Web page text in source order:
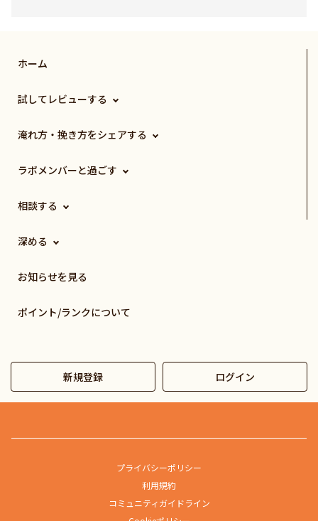
ホーム
試してレビューする
淹れ方・挽き方をシェアする
ラボメンバーと過ごす
相談する
深める
お知らせを見る
ポイント/ランクについて
新規登録 ログイン
プライバシーポリシー
利用規約
コミュニティガイドライン